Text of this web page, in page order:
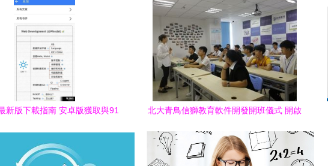
新版下載指南 安卓版獲取與91
北大青鳥信獅教育軟件開發開班儀式 開啟